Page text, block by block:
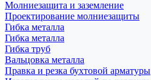
Молниезащита и заземление
Проектирование молниезащиты
Гибка металла
Гибка металла
Гибка труб
Вальцовка металла
Правка и резка бухтовой арматуры